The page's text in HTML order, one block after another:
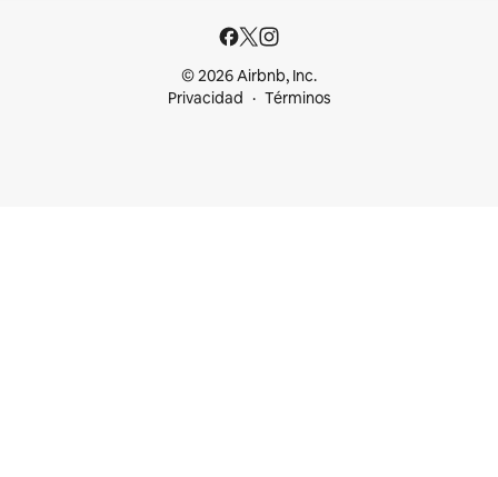
© 2026 Airbnb, Inc.
Privacidad
Términos